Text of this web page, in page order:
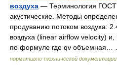
воздуха — Терминология
акустические. Методы
продуванию потоком воздуха:
воздуха (linear airflow velocity)
по формуле где qv
нормативно-технической документации